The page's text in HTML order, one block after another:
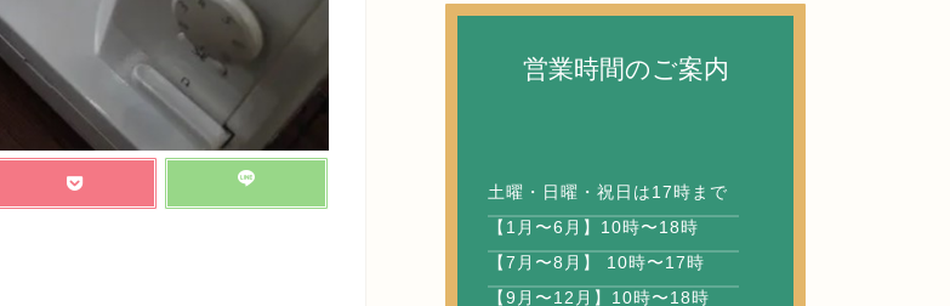
営業時間のご案内
土曜・日曜・祝日は17時まで
【1月〜6月】10時〜18時
【7月〜8月】 10時〜17時
【9月〜12月】10時〜18時